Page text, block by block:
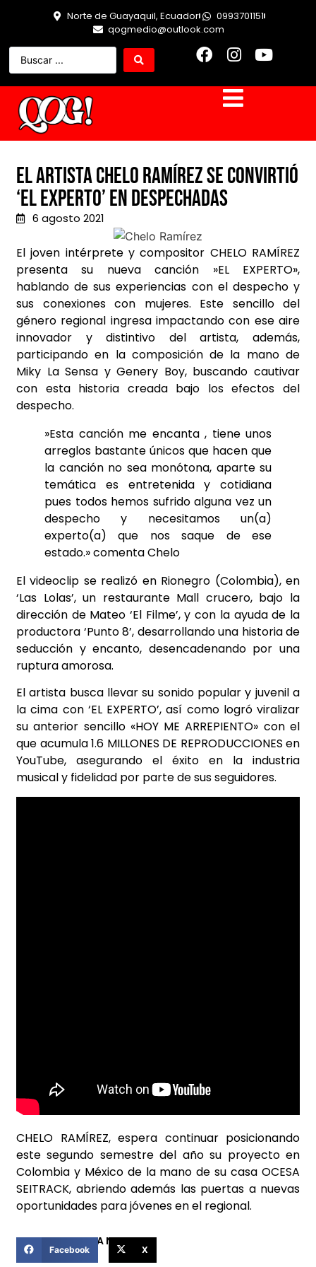
Norte de Guayaquil, Ecuador
0993701151
qogmedio@outlook.com
El artista Chelo Ramírez se convirtió
‘El Experto’ en despechadas
6 agosto 2021
El joven intérprete y compositor CHELO RAMÍREZ
presenta su nueva canción »EL EXPERTO»,
hablando de sus experiencias con el despecho y
sus conexiones con mujeres. Este sencillo del
género regional ingresa impactando con ese aire
innovador y distintivo del artista, además,
participando en la composición de la mano de
Miky La Sensa y Genery Boy, buscando cautivar
con esta historia creada bajo los efectos del
despecho.
»Esta canción me encanta , tiene unos
arreglos bastante únicos que hacen que
la canción no sea monótona, aparte su
temática es entretenida y cotidiana
pues todos hemos sufrido alguna vez un
despecho y necesitamos un(a)
experto(a) que nos saque de ese
estado.» comenta Chelo
El videoclip se realizó en Rionegro (Colombia), en
‘Las Lolas’, un restaurante Mall crucero, bajo la
dirección de Mateo ‘El Filme’, y con la ayuda de la
productora ‘Punto 8’, desarrollando una historia de
seducción y encanto, desencadenando por una
ruptura amorosa.
El artista busca llevar su sonido popular y juvenil a
la cima con ‘EL EXPERTO’, así como logró viralizar
su anterior sencillo «HOY ME ARREPIENTO» con el
que acumula 1.6 MILLONES DE REPRODUCCIONES en
YouTube, asegurando el éxito en la industria
musical y fidelidad por parte de sus seguidores.
CHELO RAMÍREZ, espera continuar posicionando
este segundo semestre del año su proyecto en
Colombia y México de la mano de su casa OCESA
SEITRACK, abriendo además las puertas a nuevas
oportunidades para jóvenes en el regional.
COMPARTIR ESTA NOTICIA
Facebook X